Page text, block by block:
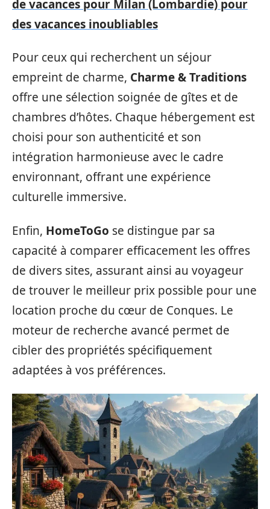
de vacances pour Milan (Lombardie) pour
des vacances inoubliables
Pour ceux qui recherchent un séjour
empreint de charme, Charme & Traditions
offre une sélection soignée de gîtes et de
chambres d’hôtes. Chaque hébergement est
choisi pour son authenticité et son
intégration harmonieuse avec le cadre
environnant, offrant une expérience
culturelle immersive.
Enfin, HomeToGo se distingue par sa
capacité à comparer efficacement les offres
de divers sites, assurant ainsi au voyageur
de trouver le meilleur prix possible pour une
location proche du cœur de Conques. Le
moteur de recherche avancé permet de
cibler des propriétés spécifiquement
adaptées à vos préférences.